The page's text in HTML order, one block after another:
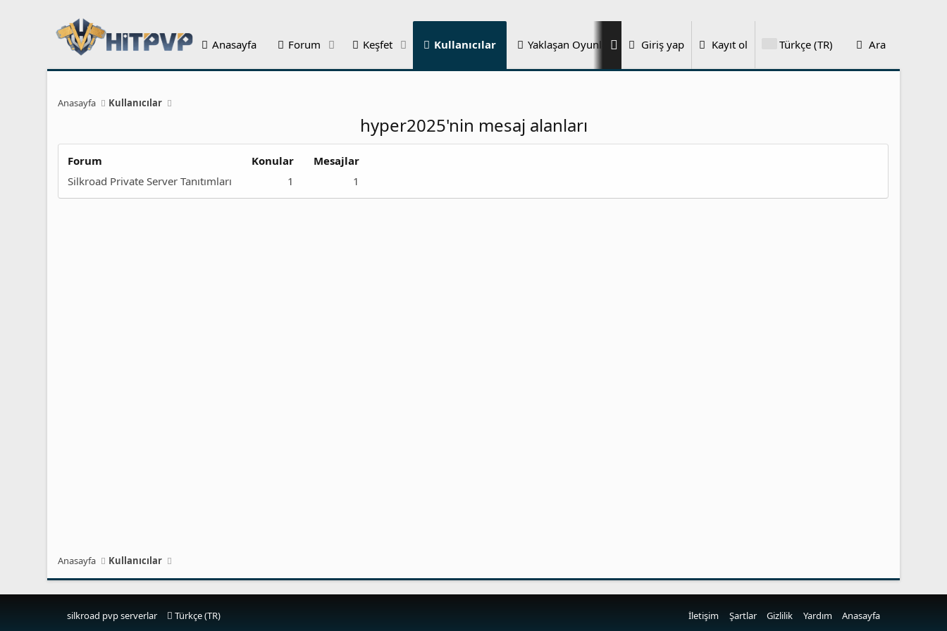
Anasayfa Forum Keşfet Kullanıcılar Yaklaşan Oyunlar Giriş yap Kayıt ol Türkçe (TR) Ara
Anasayfa Kullanıcılar
hyper2025'nin mesaj alanları
Forum Konular
Mesajlar
Silkroad Private Server Tanıtımları
1 1
Anasayfa Kullanıcılar
silkroad pvp serverlar Türkçe (TR) İletişim Şartlar Gizlilik Yardım Anasayfa